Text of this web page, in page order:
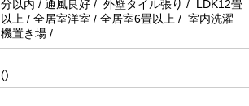
分以内 / 通風良好 / 外壁タイル張り / LDK12畳
以上 / 全居室洋室 / 全居室6畳以上 / 室内洗濯
機置き場 /
()